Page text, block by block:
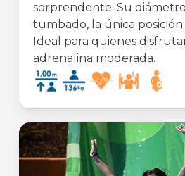
sorprendente. Su
tumbado, la única
Ideal para quienes
adrenalina moderada.